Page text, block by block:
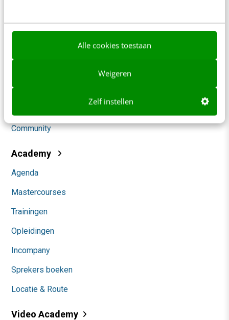
Alle cookies toestaan
Weigeren
Zelf instellen
Content & Communicatie
Social
Community
Academy
Agenda
Mastercourses
Trainingen
Opleidingen
Incompany
Sprekers boeken
Locatie & Route
Video Academy